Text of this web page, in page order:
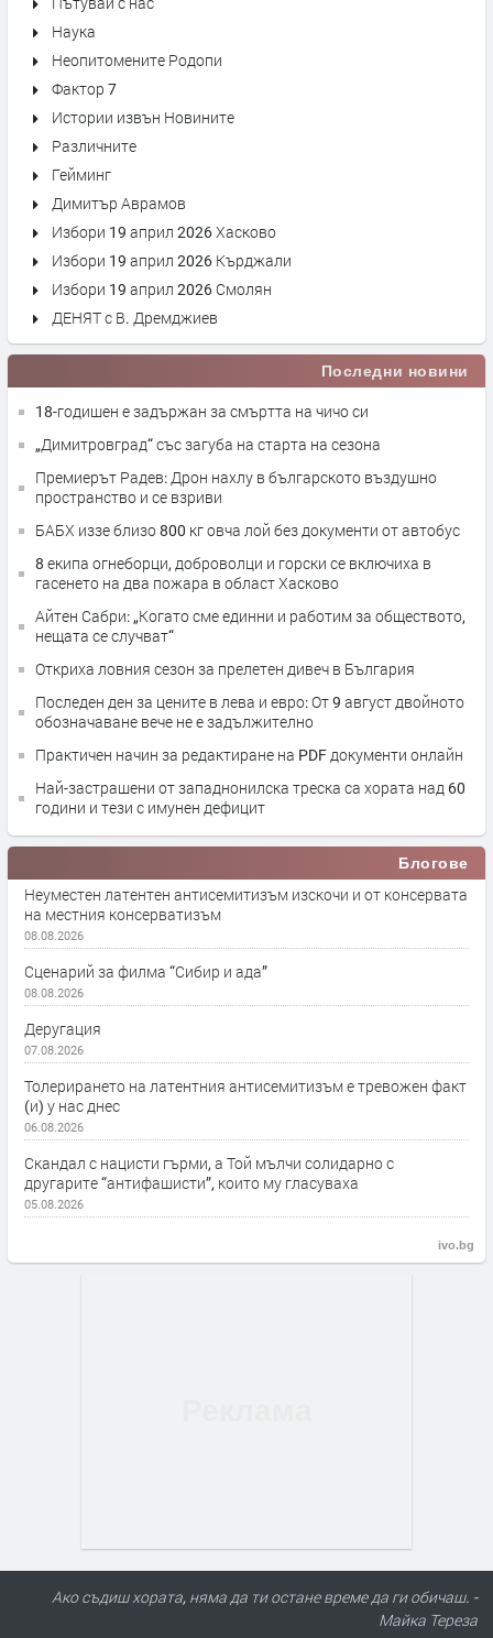
Наука
Неопитомените Родопи
Фактор 7
Истории извън Новините
Различните
Гейминг
Димитър Аврамов
Избори 19 април 2026 Хасково
Избори 19 април 2026 Кърджали
Избори 19 април 2026 Смолян
ДЕНЯТ с В. Дремджиев
Последни новини
18-годишен е задържан за смъртта на чичо си
„Димитровград“ със загуба на старта на сезона
Премиерът Радев: Дрон нахлу в българското въздушно
пространство и се взриви
БАБХ иззе близо 800 кг овча лой без документи от автобус
8 екипа огнеборци, доброволци и горски се включиха в
гасенето на два пожара в област Хасково
Айтен Сабри: „Когато сме единни и работим за обществото,
нещата се случват“
Откриха ловния сезон за прелетен дивеч в България
Последен ден за цените в лева и евро: От 9 август двойното
обозначаване вече не е задължително
Практичен начин за редактиране на PDF документи онлайн
Най-застрашени от западнонилска треска са хората над 60
години и тези с имунен дефицит
Блогове
Неуместен латентен антисемитизъм изскочи и от консервата
на местния консерватизъм
08.08.2026
Сценарий за филма “Сибир и ада”
08.08.2026
Деругация
07.08.2026
Толерирането на латентния антисемитизъм е тревожен факт
(и) у нас днес
06.08.2026
Скандал с нацисти гърми, а Той мълчи солидарно с
другарите “антифашисти”, които му гласуваха
05.08.2026
ivo.bg
Ако съдиш хората, няма да ти остане време да ги обичаш. -
Майка Тереза